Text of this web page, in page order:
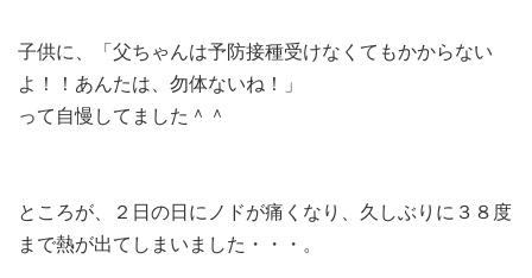
子供に、「父ちゃんは予防接種受けなくてもかからない
よ！！あんたは、勿体ないね！」
って自慢してました＾＾
ところが、２日の日にノドが痛くなり、久しぶりに３８度
まで熱が出てしまいました・・・。